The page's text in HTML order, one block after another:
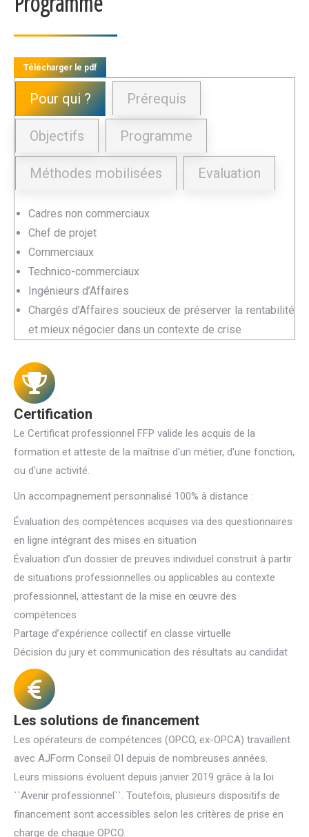
Télécharger le pdf
Pour qui ? Prérequis
Objectifs Programme
Méthodes mobilisées Evaluation
Cadres non commerciaux
Chef de projet
Commerciaux
Technico-commerciaux
Ingénieurs d’Affaires
Chargés d’Affaires soucieux de préserver la rentabilité
et mieux négocier dans un contexte de crise
Certification
Le Certificat professionnel FFP valide les acquis de la
formation et atteste de la maîtrise d'un métier, d'une fonction,
ou d'une activité.
Un accompagnement personnalisé 100% à distance :
Évaluation des compétences acquises via des questionnaires
en ligne intégrant des mises en situation
Évaluation d’un dossier de preuves individuel construit à partir
de situations professionnelles ou applicables au contexte
professionnel, attestant de la mise en œuvre des
compétences
Partage d’expérience collectif en classe virtuelle
Décision du jury et communication des résultats au candidat
Les solutions de financement
Les opérateurs de compétences (OPCO, ex-OPCA) travaillent
avec AJForm Conseil OI depuis de nombreuses années.
Leurs missions évoluent depuis janvier 2019 grâce à la loi
``Avenir professionnel``. Toutefois, plusieurs dispositifs de
financement sont accessibles selon les critères de prise en
charge de chaque OPCO.